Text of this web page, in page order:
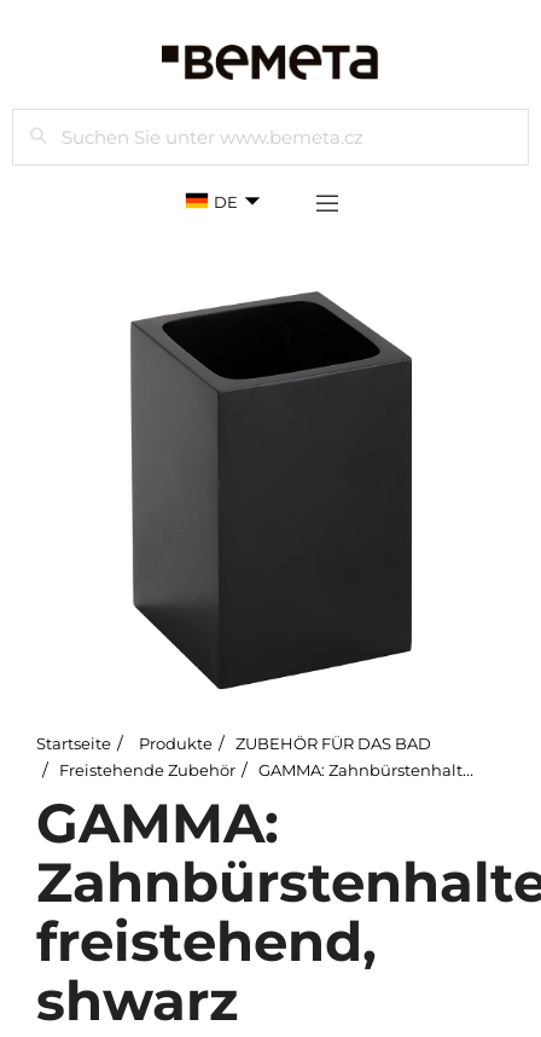
Suchen
DE
Startseite Produkte
ZUBEHÖR FÜR DAS BAD
Freistehende Zubehör
GAMMA: Zahnbürstenhalter, freistehend, shwarz
GAMMA:
freistehend,
shwarz